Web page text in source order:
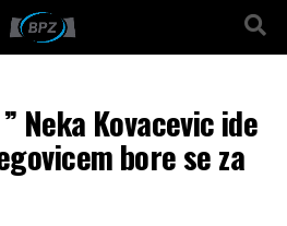
Neka Kovacevic ide
bore se za